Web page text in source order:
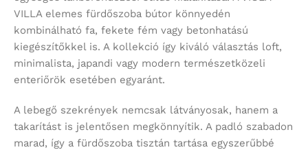
VILLA elemes fürdőszoba bútor könnyedén
kombinálható fa, fekete fém vagy betonhatású
kiegészítőkkel is. A kollekció így kiváló választás loft,
minimalista, japandi vagy modern természetközeli
enteriőrök esetében egyaránt.
A lebegő szekrények nemcsak látványosak, hanem a
takarítást is jelentősen megkönnyítik. A padló szabadon
marad, így a fürdőszoba tisztán tartása egyszerűbbé